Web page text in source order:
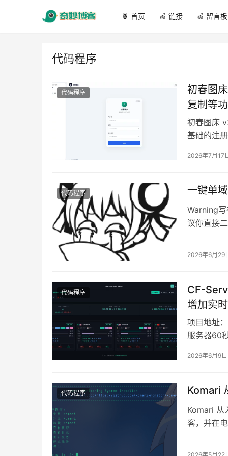
🍍 首页 🍏 链接 🍏 留言板
代码程序
代码程序
初春图
复制等
初春图床
基础的注
2026年7月17
代码程序 一键单
Warning
议你直接
2026年6月29
代码程序
CF-
增加实
项目地址
服务器60
2026年6月9日
代码程序 Komari
Komari 从
客，并在
2026年5月22